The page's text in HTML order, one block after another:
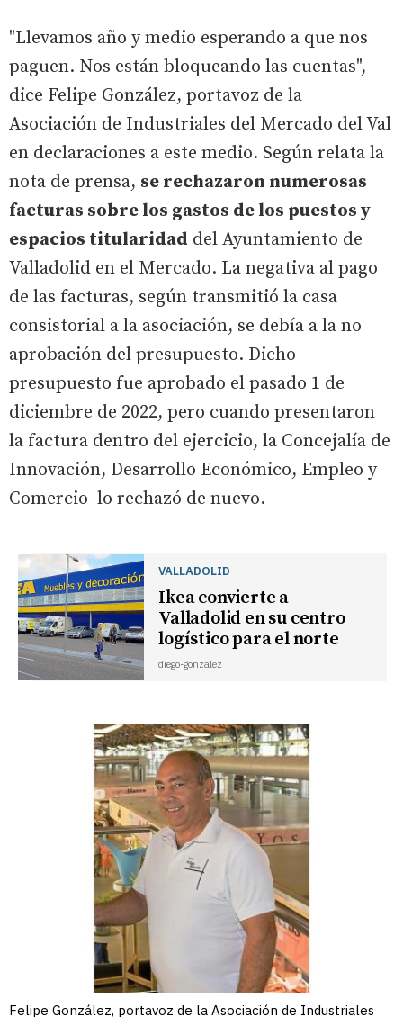
"Llevamos año y medio esperando a que nos
paguen. Nos están bloqueando las cuentas",
dice Felipe González, portavoz de la
Asociación de Industriales del Mercado del Val
en declaraciones a este medio. Según relata la
nota de prensa, se rechazaron numerosas
facturas sobre los gastos de los puestos y
espacios titularidad del Ayuntamiento de
Valladolid en el Mercado. La negativa al pago
de las facturas, según transmitió la casa
consistorial a la asociación, se debía a la no
aprobación del presupuesto. Dicho
presupuesto fue aprobado el pasado 1 de
diciembre de 2022, pero cuando presentaron
la factura dentro del ejercicio, la Concejalía de
Innovación, Desarrollo Económico, Empleo y
Comercio lo rechazó de nuevo.
VALLADOLID
Ikea convierte a
Valladolid en su centro
logístico para el norte
diego-gonzalez
Felipe González, portavoz de la Asociación de Industriales